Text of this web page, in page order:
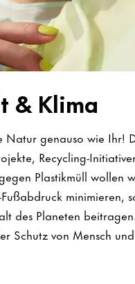
& Klima
Natur genauso wie Ihr!
Recycling-
Plastikmüll wollen
minimieren,
des Planeten
Schutz von Mensch